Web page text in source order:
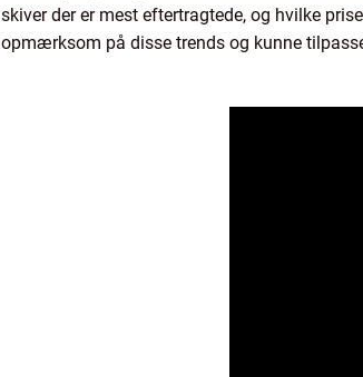
skiver der er mest eftertragtede, og hvilke
opmærksom på disse trends og kunne